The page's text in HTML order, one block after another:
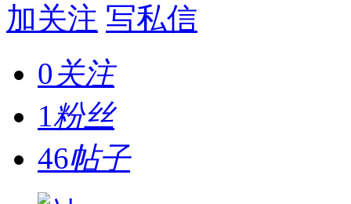
加关注 写私信
0关注
1粉丝
46帖子